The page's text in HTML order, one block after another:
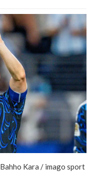
Bahho Kara / imago sport